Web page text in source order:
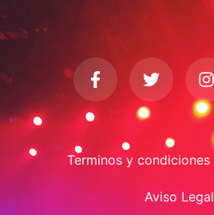
Terminos y condiciones
Aviso Legal